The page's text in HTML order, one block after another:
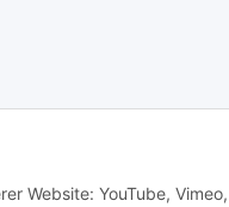
Website: YouTube, Vimeo,